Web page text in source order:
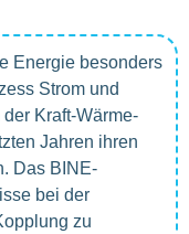
Energie besonders
Strom und
Kraft-Wärme-
Jahren ihren
Das BINE-
bei der
zu